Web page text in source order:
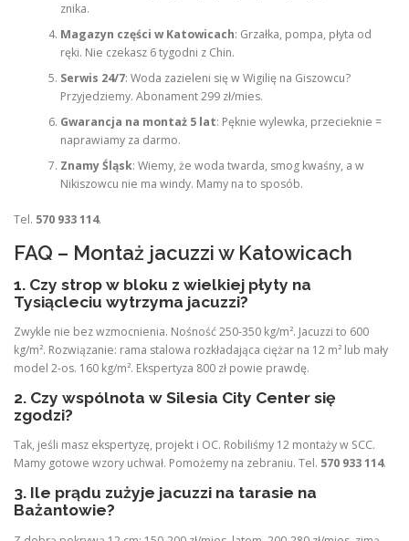
znika.
Magazyn części w Katowicach: Grzałka, pompa, płyta od
ręki. Nie czekasz 6 tygodni z Chin.
Serwis 24/7: Woda zazieleni się w Wigilię na Giszowcu?
Przyjedziemy. Abonament 299 zł/mies.
Gwarancja na montaż 5 lat: Pęknie wylewka, przecieknie =
naprawiamy za darmo.
Znamy Śląsk: Wiemy, że woda twarda, smog kwaśny, a w
Nikiszowcu nie ma windy. Mamy na to sposób.
Tel. 570 933 114.
FAQ – Montaż jacuzzi w Katowicach
1. Czy strop w bloku z wielkiej płyty na
Tysiącleciu wytrzyma jacuzzi?
Zwykle nie bez wzmocnienia. Nośność 250-350 kg/m². Jacuzzi to 600
kg/m². Rozwiązanie: rama stalowa rozkładająca ciężar na 12 m² lub mały
model 2-os. 160 kg/m². Ekspertyza 800 zł powie prawdę.
2. Czy wspólnota w Silesia City Center się
zgodzi?
Tak, jeśli masz ekspertyzę, projekt i OC. Robiliśmy 12 montaży w SCC.
Mamy gotowe wzory uchwał. Pomożemy na zebraniu. Tel. 570 933 114.
3. Ile prądu zużyje jacuzzi na tarasie na
Bażantowie?